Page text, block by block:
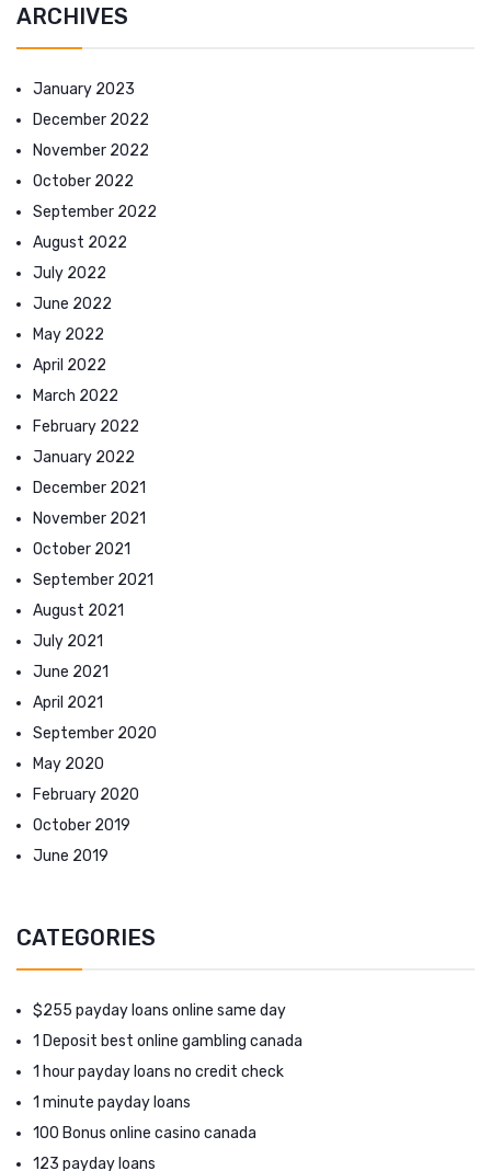
ARCHIVES
January 2023
December 2022
November 2022
October 2022
September 2022
August 2022
July 2022
June 2022
May 2022
April 2022
March 2022
February 2022
January 2022
December 2021
November 2021
October 2021
September 2021
August 2021
July 2021
June 2021
April 2021
September 2020
May 2020
February 2020
October 2019
June 2019
CATEGORIES
$255 payday loans online same day
1 Deposit best online gambling canada
1 hour payday loans no credit check
1 minute payday loans
100 Bonus online casino canada
123 payday loans